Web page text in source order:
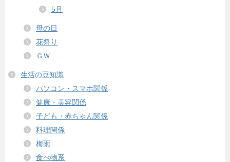
5月
母の日
花祭り
ＧＷ
生活の豆知識
パソコン・スマホ関係
健康・美容関係
子ども・赤ちゃん関係
料理関係
梅雨
食べ物系